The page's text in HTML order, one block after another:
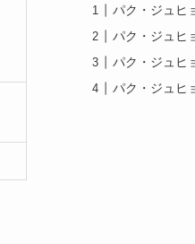
パク・ジュヒ
パク・ジュヒ
パク・ジュヒ
パク・ジュヒ